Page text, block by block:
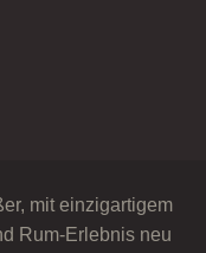
mit einzigartigem
Rum-Erlebnis neu